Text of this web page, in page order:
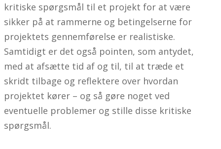
kritiske spørgsmål til et projekt for at være
sikker på at rammerne og betingelserne for
projektets gennemførelse er realistiske.
Samtidigt er det også pointen, som antydet,
med at afsætte tid af og til, til at træde et
skridt tilbage og reflektere over hvordan
projektet kører – og så gøre noget ved
eventuelle problemer og stille disse kritiske
spørgsmål.